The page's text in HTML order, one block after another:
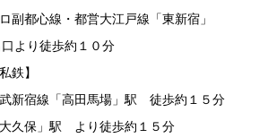
副都心線・都営大江戸線「東新宿」
より徒歩約１０分
鉄】
新宿線「高田馬場」駅 徒歩約１５分
大久保」駅 より徒歩約１５分